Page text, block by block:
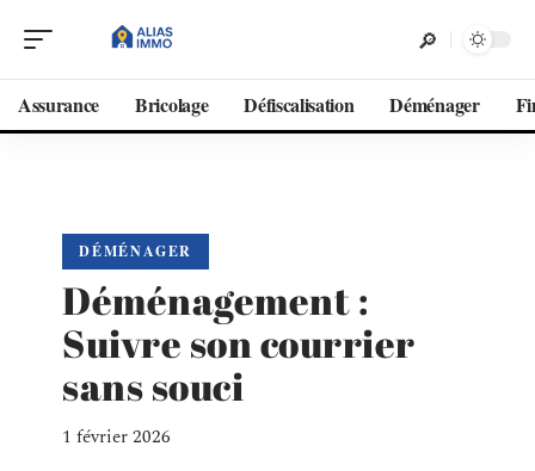
Assurance Bricolage Défiscalisation Déménager
DÉMÉNAGER
Déménagement :
Suivre son courrier
sans souci
1 février 2026